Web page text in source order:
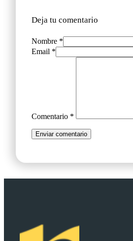
Deja tu comentario
Nombre *
Email *
Comentario *